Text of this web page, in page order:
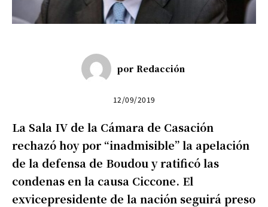
por Redacción
12/09/2019
La Sala IV de la Cámara de Casación
rechazó hoy por “inadmisible” la apelación
de la defensa de Boudou y ratificó las
condenas en la causa Ciccone. El
exvicepresidente de la nación seguirá preso